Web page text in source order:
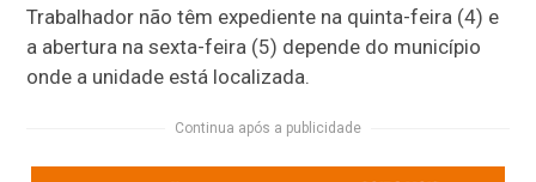
Trabalhador não têm expediente na quinta-feira (4) e
a abertura na sexta-feira (5) depende do município
onde a unidade está localizada.
Continua após a publicidade